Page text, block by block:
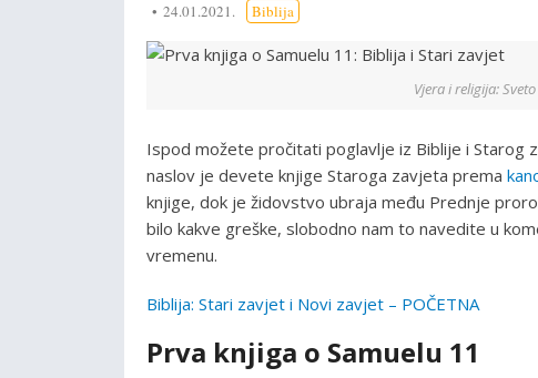
24.01.2021. Biblija
Vjera i religija:
Ispod možete pročitati poglavlje iz Biblije i Starog
naslov je devete knjige Staroga zavjeta prema
knjige, dok je židovstvo ubraja među Prednje
bilo kakve greške, slobodno nam to navedite u
vremenu.
Biblija: Stari zavjet i Novi zavjet – POČETNA
Prva knjiga o Samuelu 11